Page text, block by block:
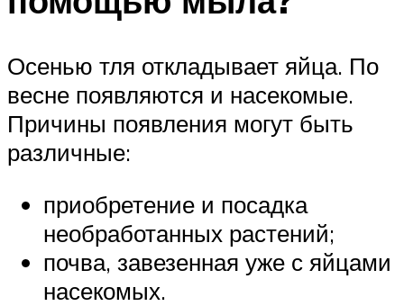
Осенью тля откладывает яйца. По
весне появляются и насекомые.
Причины появления могут быть
различные:
приобретение и посадка
необработанных растений;
почва, завезенная уже с яйцами
насекомых.